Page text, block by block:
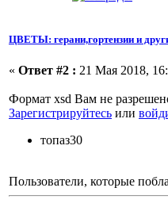
ЦВЕТЫ: герани,гортензии и
« Ответ #2 : 21 Мая 2018,
Формат xsd Вам не
Зарегистрируйтесь или
топаз30
Пользователи, которые